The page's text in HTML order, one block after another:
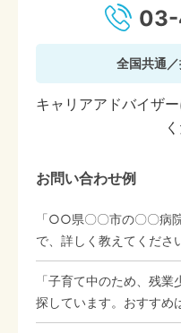
全国共通
キャリアアドバイザ
お問い合わせ例
「○○県〇〇市の〇〇病
で、詳しく教えてくださ
「子育て中のため、残
探しています。おすすめ